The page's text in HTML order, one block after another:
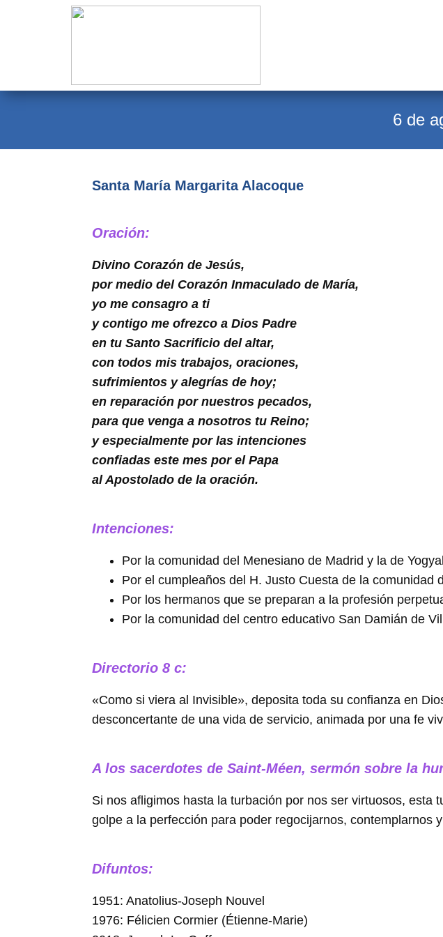
Calendario
Pastoral Vocacional
6 de
Santa María Margarita Alacoque
Oración:
Divino Corazón de Jesús,
por medio del Corazón Inmaculado de María,
yo me consagro a ti
y contigo me ofrezco a Dios Padre
en tu Santo Sacrificio del altar,
con todos mis trabajos, oraciones,
sufrimientos y alegrías de hoy;
en reparación por nuestros pecados,
para que venga a nosotros tu Reino;
y especialmente por las intenciones
confiadas este mes por el Papa
al Apostolado de la oración.
Intenciones:
Por la comunidad del Menesiano de Madrid y la de
Por el cumpleaños del H. Justo Cuesta de la comunidad
Por los hermanos que se preparan a la profesión
Por la comunidad del centro educativo San Damián de
Directorio 8 c:
«Como si viera al Invisible», deposita toda su confianza en
desconcertante de una vida de servicio, animada por una fe
A los sacerdotes de Saint-Méen, sermón sobre la
Si nos afligimos hasta la turbación por nos ser virtuosos,
golpe a la perfección para poder regocijarnos, contemplarnos
Difuntos:
1951: Anatolius-Joseph Nouvel
1976: Félicien Cormier (Étienne-Marie)